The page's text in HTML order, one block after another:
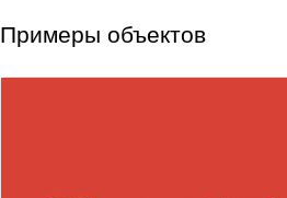
Примеры объектов